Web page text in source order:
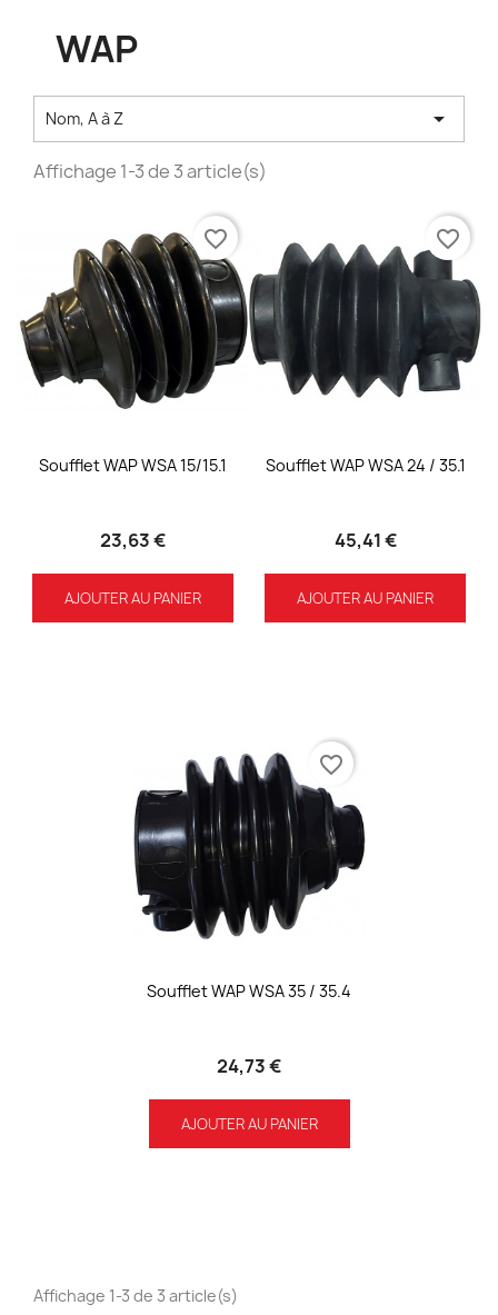
WAP
Nom, A à Z 
Affichage 1-3 de 3 article(s)
Soufflet WAP WSA 15/15.1
23,63 €
AJOUTER AU PANIER
favorite_border
Soufflet WAP WSA 24 / 35.1
45,41 €
AJOUTER AU PANIER
favorite_border
Soufflet WAP WSA 35 / 35.4
24,73 €
AJOUTER AU PANIER
favorite_border
Affichage 1-3 de 3 article(s)